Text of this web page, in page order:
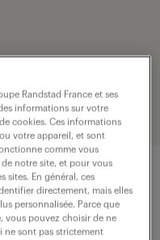
Randstad France et ses
informations sur votre
cookies. Ces informations
votre appareil, et sont
comme vous
de notre site, et pour vous
sites. En général, ces
directement, mais elles
personnalisée. Parce que
vous pouvez choisir de ne
ne sont pas strictement